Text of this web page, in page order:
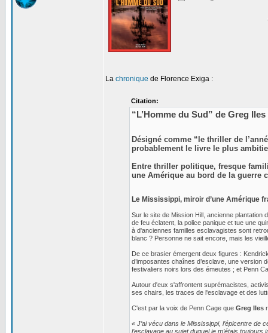
La chronique de Florence Exiga :
Citation:
“L’Homme du Sud” de Greg
Désigné comme “le thriller de
probablement le livre le plus
Entre thriller politique, fresque
une Amérique au bord de la guerre
Le Mississippi, miroir d’une Amérique
Sur le site de Mission Hill, ancienne
de feu éclatent, la police panique et tue une
à d'anciennes familles esclavagistes sont
blanc ? Personne ne sait encore, mais les
De ce brasier émergent deux figures :
d’imposantes chaînes d’esclave, une version
festivaliers noirs lors des émeutes ; et Penn
Autour d'eux s'affrontent suprémacistes,
ses chairs, les traces de l'esclavage et des
C'est par la voix de Penn Cage que Greg Iles
« J’ai vécu dans le Mississippi, l’épicentre de
l’esclavage au sujet duquel je m’étais